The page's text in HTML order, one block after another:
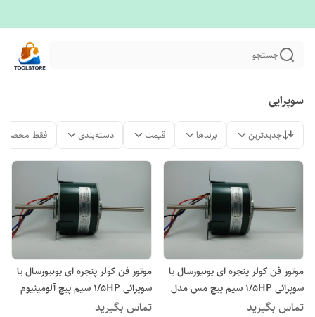
جستجو
سوپرایی
جدیدترین برندها قیمت دسته‌بندی فقط
موتور فن کولر پنجره ای یونیورسال یا
سوپرائی 1/5HP سیم پیچ مس مدل
YSK140/30-4-185-1
تماس بگیرید
موتور فن کولر پنجره ای یونیورسال یا
سوپرائی 1/5HP سیم پیچ آلومینیوم
مدل YSK140/30-4-185-1
تماس بگیرید